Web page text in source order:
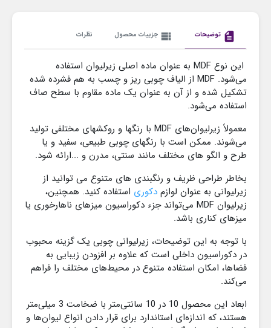
description توضیحات view_list جزییات محصول نظرات
این نوع MDF به عنوان ماده اصلی زیرلیوان استفاده
می‌شود. MDF از الیاف چوبی ریز و چسب به هم فشرده شده
تشکیل شده و از آن به عنوان یک ماده مقاوم با سطح صاف
استفاده می‌شود.
معمولاً زیرلیوان‌های MDF با رنگها و روکشهای مختلفی تولید
می‌شوند. ممکن است با رنگهای چوبی طبیعی، سفید و یا
طرح و الگو های مختلف مانند سنتی، مدرن و ...ارائه شود.
بخاطر طراحی ظریف و رنگبندی های متنوع می توانید از
زیرلیوانی به عنوان لوازم دکوری استفاده کنید. همچنین،
زیرلیوان MDF می‌تواند جزء دکوراسیون میزهای ناهارخوری یا
میزهای کناری باشد.
با توجه به این توضیحات، زیرلیوانی چوبی یک گزینه محبوب
در دکوراسیون داخلی است که علاوه بر افزودن زیبایی به
فضاها، امکان استفاده متنوع در محیط‌های مختلف را فراهم
می‌کند.
ابعاد این محصول 10 در 10 سانتی‌متر با ضخامت 3 میلی‌متر
هستند، که اندازه‌ای استاندارد برای قرار دادن انواع لیوان‌ها و